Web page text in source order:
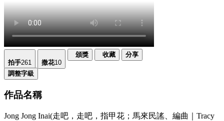
拍手261 撒花10
頒獎 收藏 分享
調整字級
作品名稱
Jong Jong Inai(走吧，走吧，指甲花；馬來民謠、編曲｜Tracy